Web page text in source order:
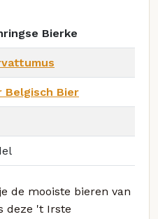
Bierke
Belgisch Bier
de mooiste bieren van
deze 't Irste